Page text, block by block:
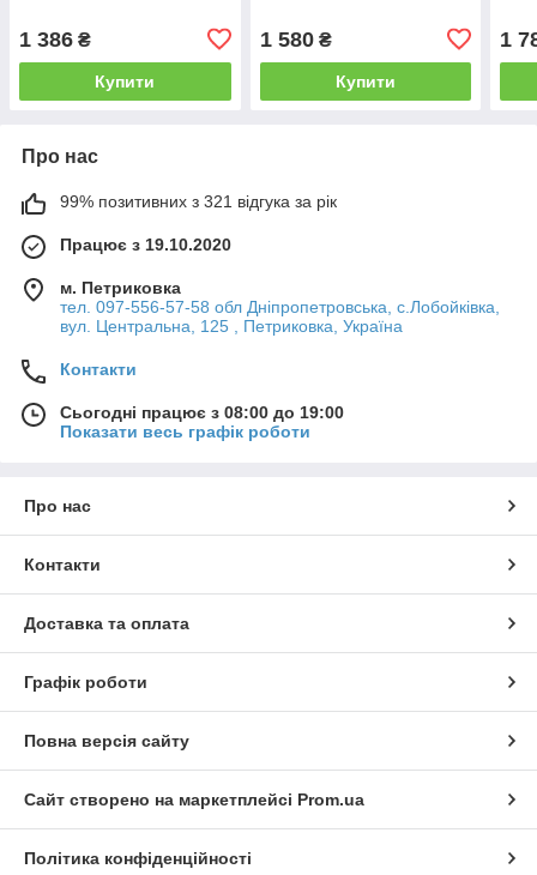
1 386 ₴
Купити
1 580₴
Купити
1
Про нас
99% позитивних з 321 відгука за рік
Працює з 19.10.2020
м. Петриковка
тел. 097-556-57-58 обл Дніпропетровська, с.Лобойківка,
вул. Центральна, 125 , Петриковка, Україна
Контакти
Сьогодні працює з 08:00 до 19:00
Показати весь графік роботи
Про нас
Контакти
Доставка та оплата
Графік роботи
Повна версія сайту
Сайт створено на маркетплейсі Prom.ua
Політика конфіденційності